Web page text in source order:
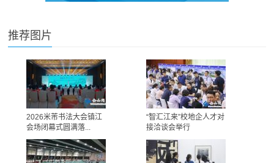
推荐图片
2026米芾书法大会镇江
会场闭幕式圆满落...
“智汇江来”校地企人才对
接洽谈会举行